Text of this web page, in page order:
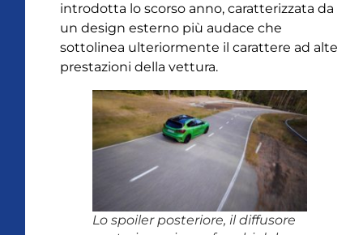
introdotta lo scorso anno, caratterizzata da
un design esterno più audace che
sottolinea ulteriormente il carattere ad alte
prestazioni della vettura.
Lo spoiler posteriore, il diffusore